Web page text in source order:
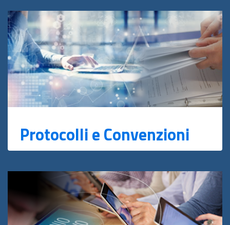
Protocolli e Convenzioni